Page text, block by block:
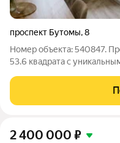
проспект Бутомы,8
Номер объекта: 540847.
53.6 квадрата с
вариант для тех, кто
с кухней 8.4 кв.м.
2 400 000 ₽